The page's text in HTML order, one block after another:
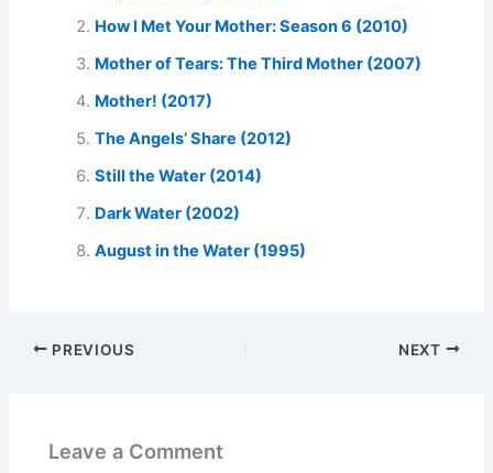
How I Met Your Mother: Season 6 (2010)
Mother of Tears: The Third Mother (2007)
Mother! (2017)
The Angels’ Share (2012)
Still the Water (2014)
Dark Water (2002)
August in the Water (1995)
PREVIOUS NEXT
Leave a Comment